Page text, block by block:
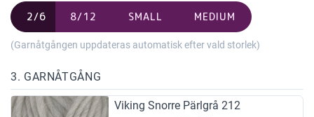
2/6 8/12 SMALL MEDIUM
(Garnåtgången uppdateras automatisk efter vald storlek)
3. GARNÅTGÅNG
Viking Snorre Pärlgrå 212